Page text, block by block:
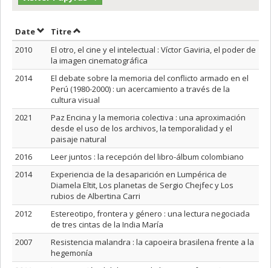
DateTrier par date en ordre croissant
TitreTrier par titre en ordre croissant
2010
El otro, el cine y el intelectual : Víctor Gaviria, el poder de
la imagen cinematográfica
2014
El debate sobre la memoria del conflicto armado en el
Perú (1980-2000) : un acercamiento a través de la
cultura visual
2021
Paz Encina y la memoria colectiva : una aproximación
desde el uso de los archivos, la temporalidad y el
paisaje natural
2016
Leer juntos : la recepción del libro-álbum colombiano
2014
Experiencia de la desaparición en Lumpérica de
Diamela Eltit, Los planetas de Sergio Chejfec y Los
rubios de Albertina Carri
2012
Estereotipo, frontera y género : una lectura negociada
de tres cintas de la India María
2007
Resistencia malandra : la capoeira brasilena frente a la
hegemonía